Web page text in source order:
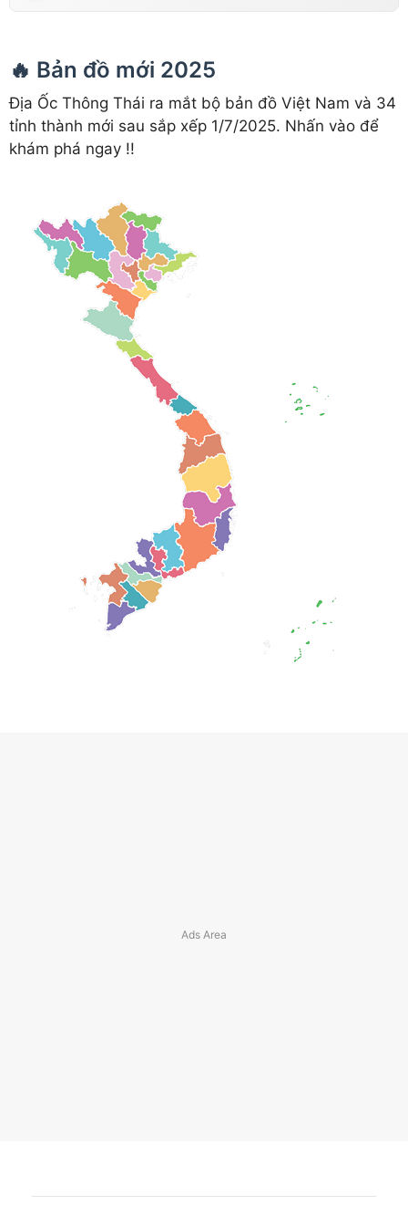
🔥 Bản đồ mới 2025
Địa Ốc Thông Thái ra mắt bộ bản đồ Việt Nam và 34
tỉnh thành mới sau sắp xếp 1/7/2025. Nhấn vào để
khám phá ngay !!